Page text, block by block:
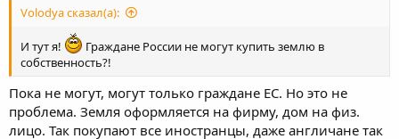
Volodya сказал(а):
И тут я!
Граждане России не могут купить землю в
собственность?!
Пока не могут, могут только граждане ЕС. Но это не
проблема. Земля оформляется на фирму, дом на физ.
лицо. Так покупают все иностранцы, даже англичане так